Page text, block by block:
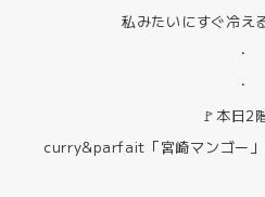
私みたいにすぐ冷え
・
・
🚩本日2
curry&parfait「宮崎マンゴー」